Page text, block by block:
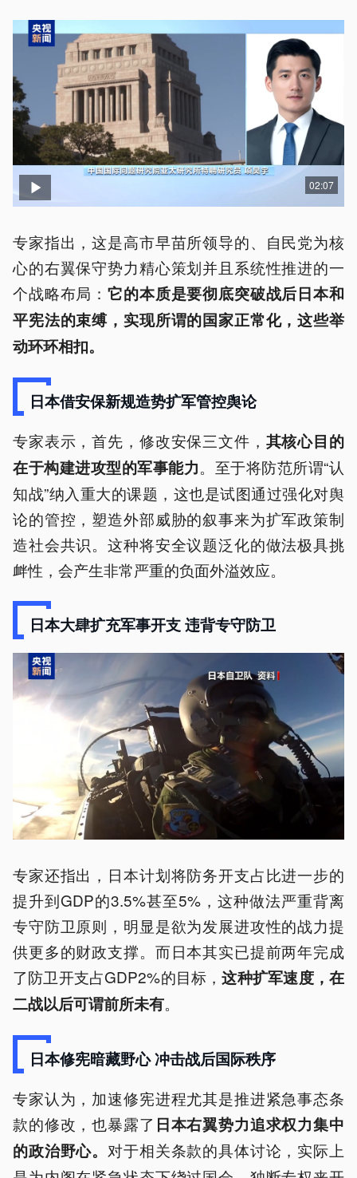
02:07
专家指出，这是高市早苗所领导的、自民党为核
心的右翼保守势力精心策划并且系统性推进的一
个战略布局：它的本质是要彻底突破战后日本和
平宪法的束缚，实现所谓的国家正常化，这些举
动环环相扣。
日本借安保新规造势扩军管控舆论
专家表示，首先，修改安保三文件， 其核心目的
在于构建进攻型的军事能力。至于将防范所谓“认
知战”纳入重大的课题，这也是试图通过强化对舆
论的管控，塑造外部威胁的叙事来为扩军政策制
造社会共识。这种将安全议题泛化的做法极具挑
衅性，会产生非常严重的负面外溢效应。
日本大肆扩充军事开支 违背专守防卫
专家还指出，日本计划将防务开支占比进一步的
提升到GDP的3.5%甚至5%，这种做法严重背离
专守防卫原则，明显是欲为发展进攻性的战力提
供更多的财政支撑。而日本其实已提前两年完成
了防卫开支占GDP2%的目标，这种扩军速度，在
二战以后可谓前所未有。
日本修宪暗藏野心 冲击战后国际秩序
专家认为，加速修宪进程尤其是推进紧急事态条
款的修改，也暴露了 日本右翼势力追求权力集中
的政治野心。对于相关条款的具体讨论，实际上